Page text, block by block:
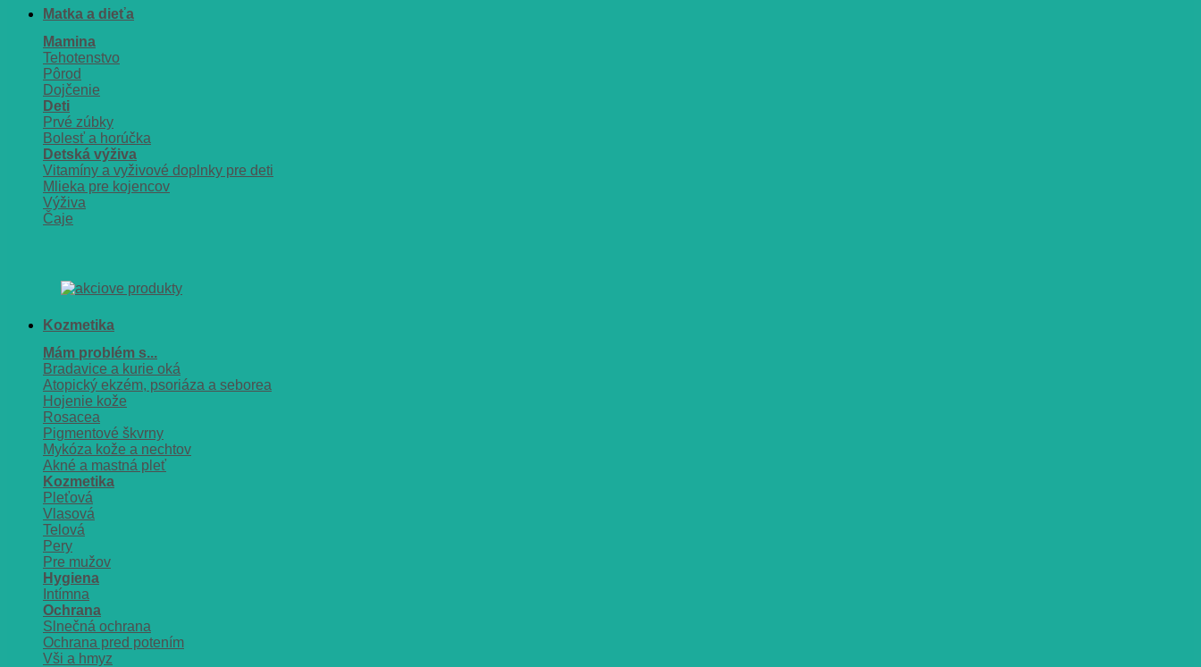
Matka a dieťa
Mamina
Tehotenstvo
Pôrod
Dojčenie
Deti
Prvé zúbky
Bolesť a horúčka
Detská výživa
Vitamíny a vyživové doplnky pre deti
Mlieka pre kojencov
Výživa
Čaje
Kozmetika
Mám problém s...
Bradavice a kurie oká
Atopický ekzém, psoriáza a seborea
Hojenie kože
Rosacea
Pigmentové škvrny
Mykóza kože a nechtov
Akné a mastná pleť
Kozmetika
Pleťová
Vlasová
Telová
Pery
Pre mužov
Hygiena
Intímna
Ochrana
Slnečná ochrana
Ochrana pred potením
Vši a hmyz